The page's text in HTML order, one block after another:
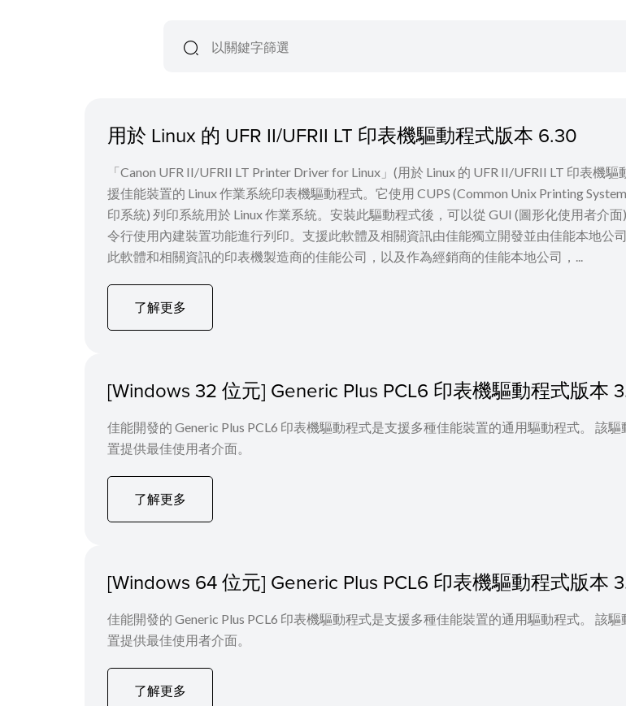
用於 Linux 的 UFR II/UFRII LT 印表機驅動程式版本 6.30
「Canon UFR II/UFRII LT Printer Driver for Linux」(用於 Linux 的 UFR II/UFRII LT 印表機驅
援佳能裝置的 Linux 作業系統印表機驅動程式。它使用 CUPS (Common Unix Printing
印系統) 列印系統用於 Linux 作業系統。安裝此驅動程式後，可以從 GUI (圖形化使用者介
令行使用內建裝置功能進行列印。支援此軟體及相關資訊由佳能獨立開發並由佳能本地公
此軟體和相關資訊的印表機製造商的佳能公司，以及作為經銷商的佳能本地公司，...
了解更多
[Windows 32 位元] Generic Plus PCL6 印表機驅動程式版本
佳能開發的 Generic Plus PCL6 印表機驅動程式是支援多種佳能裝置的通用驅動程式。 該
置提供最佳使用者介面。
了解更多
[Windows 64 位元] Generic Plus PCL6 印表機驅動程式版本
佳能開發的 Generic Plus PCL6 印表機驅動程式是支援多種佳能裝置的通用驅動程式。 該
置提供最佳使用者介面。
了解更多